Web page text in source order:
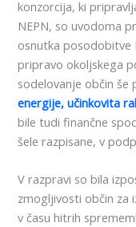
konzorcija, ki
NEPN, so uvodoma
osnutka posodobitve
pripravo okoljskega
sodelovanje občin
energije, učinkovita
bile tudi finančne
šele razpisane, v
V razpravi so bila
zmogljivosti občin za
v času hitrih